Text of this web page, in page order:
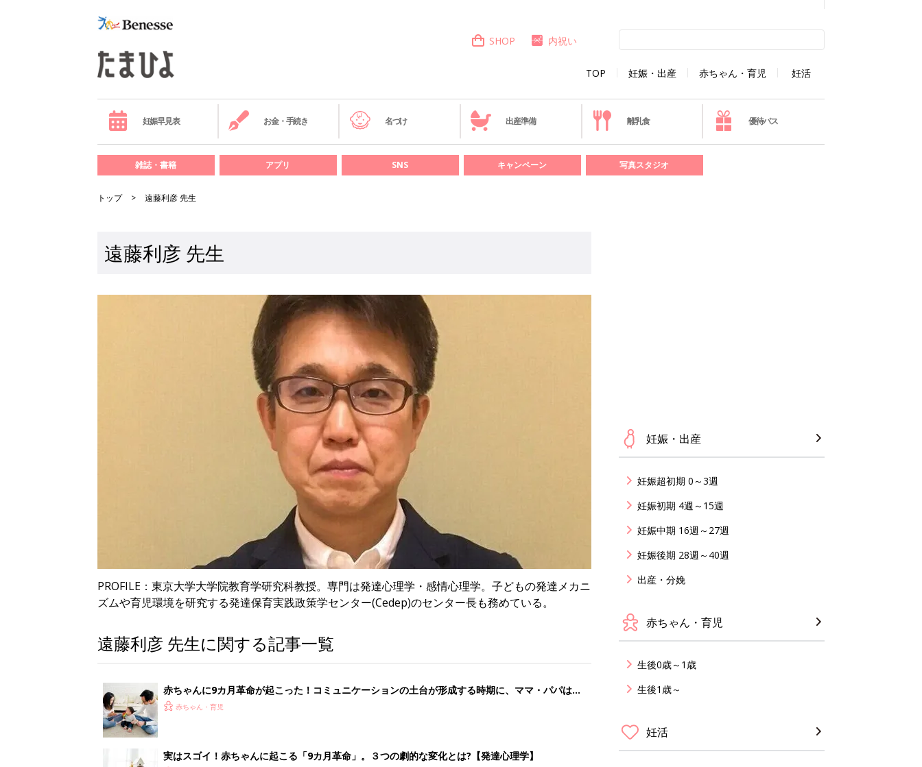
TOP 妊娠・出産 赤ちゃん・育児 妊活
SHOP 内祝い
妊娠早見表 お金・手続き 名づけ 出産準備 離乳食 優待パス
雑誌・書籍 アプリ SNS キャンペーン 写真スタジオ
トップ 遠藤利彦 先生
遠藤利彦 先生
PROFILE：東京大学大学院教育学研究科教授。専門は発達心理学・感情心理学。子どもの発達メカニ
ズムや育児環境を研究する発達保育実践政策学センター(Cedep)のセンター長も務めている。
遠藤利彦 先生に関する記事一覧
赤ちゃんに9カ月革命が起こった！コミュニケーションの土台が形成する時期に、ママ・パパはど
うかかわればいい？【発達心理学】
赤ちゃん・育児
実はスゴイ！赤ちゃんに起こる「9カ月革命」。３つの劇的な変化とは?【発達心理学】
妊娠・出産
妊娠超初期 0～3週
妊娠初期 4週～15週
妊娠中期 16週～27週
妊娠後期 28週～40週
出産・分娩
赤ちゃん・育児
生後0歳～1歳
生後1歳～
妊活